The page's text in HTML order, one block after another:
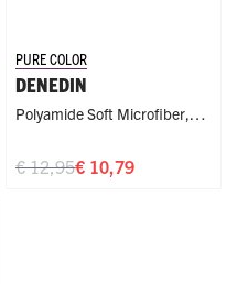
PURE COLOR
DENEDIN
Polyamide Soft Microfiber,
€ 10,79
€ 12,95